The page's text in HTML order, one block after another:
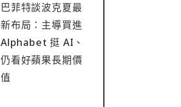
巴菲特談波克夏最
新布局：主導買進
Alphabet 挺 AI、
仍看好蘋果長期價
值